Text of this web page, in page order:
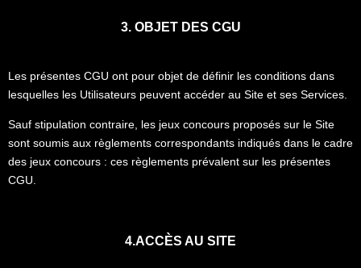
3. OBJET DES CGU
Les présentes CGU ont pour objet de définir les conditions dans
lesquelles les Utilisateurs peuvent accéder au Site et ses Services.
Sauf stipulation contraire, les jeux concours proposés sur le Site
sont soumis aux règlements correspondants indiqués dans le cadre
des jeux concours : ces règlements prévalent sur les présentes
CGU.
4.ACCÈS AU SITE